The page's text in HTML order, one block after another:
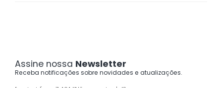
Assine nossa Newsletter
Receba notificações sobre novidades e atualizações.